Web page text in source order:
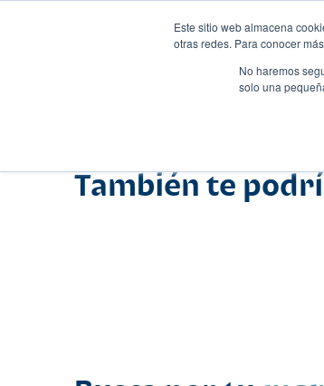
Este sitio web almacena
otras redes. Para conocer
No haremos
solo una
También te